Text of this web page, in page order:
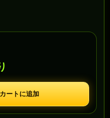
ートに追加